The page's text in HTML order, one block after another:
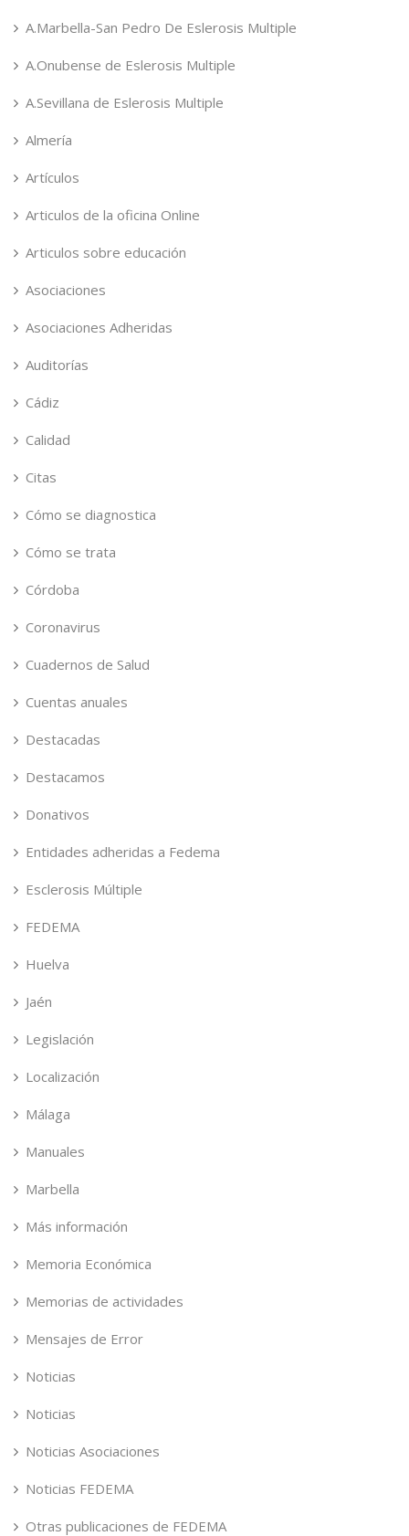
A.Marbella-San Pedro De Eslerosis Multiple
A.Onubense de Eslerosis Multiple
A.Sevillana de Eslerosis Multiple
Almería
Artículos
Articulos de la oficina Online
Articulos sobre educación
Asociaciones
Asociaciones Adheridas
Auditorías
Cádiz
Calidad
Citas
Cómo se diagnostica
Cómo se trata
Córdoba
Coronavirus
Cuadernos de Salud
Cuentas anuales
Destacadas
Destacamos
Donativos
Entidades adheridas a Fedema
Esclerosis Múltiple
FEDEMA
Huelva
Jaén
Legislación
Localización
Málaga
Manuales
Marbella
Más información
Memoria Económica
Memorias de actividades
Mensajes de Error
Noticias
Noticias
Noticias Asociaciones
Noticias FEDEMA
Otras publicaciones de FEDEMA